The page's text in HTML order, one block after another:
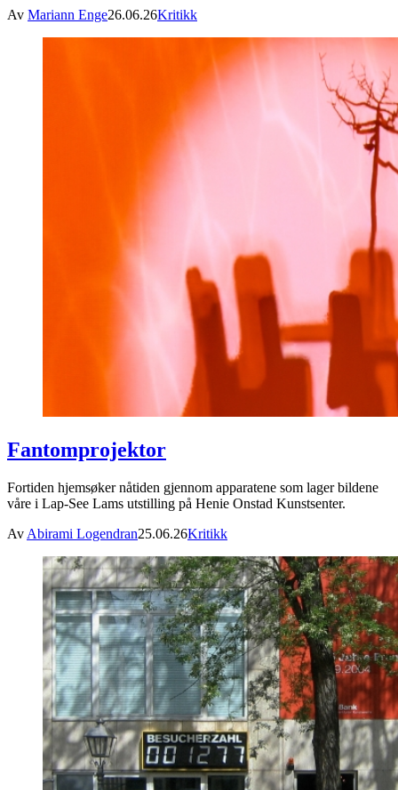
Av Mariann Enge26.06.26Kritikk
Fantomprojektor
Fortiden hjemsøker nåtiden gjennom apparatene som lager bildene
våre i Lap-See Lams utstilling på Henie Onstad Kunstsenter.
Av Abirami Logendran25.06.26Kritikk